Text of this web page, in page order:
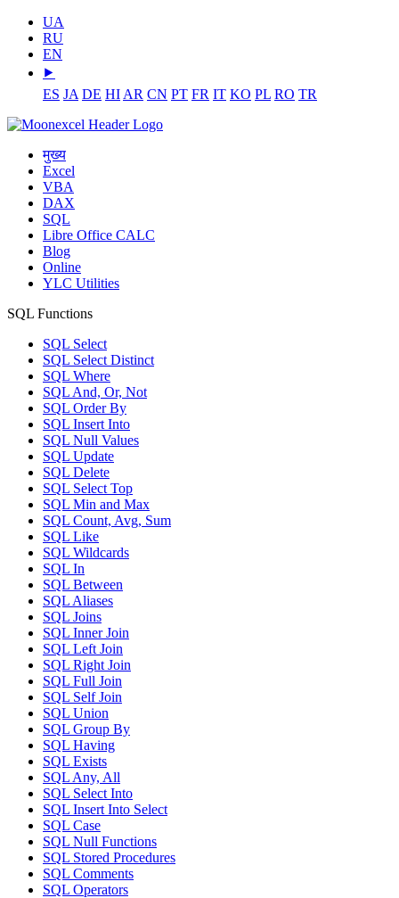
UA
RU
EN
⯈
ES JA DE HI AR CN PT FR IT KO PL RO TR
मुख्य
Excel
VBA
DAX
SQL
Libre Office CALC
Blog
Online
YLC Utilities
SQL Functions
SQL Select
SQL Select Distinct
SQL Where
SQL And, Or, Not
SQL Order By
SQL Insert Into
SQL Null Values
SQL Update
SQL Delete
SQL Select Top
SQL Min and Max
SQL Count, Avg, Sum
SQL Like
SQL Wildcards
SQL In
SQL Between
SQL Aliases
SQL Joins
SQL Inner Join
SQL Left Join
SQL Right Join
SQL Full Join
SQL Self Join
SQL Union
SQL Group By
SQL Having
SQL Exists
SQL Any, All
SQL Select Into
SQL Insert Into Select
SQL Case
SQL Null Functions
SQL Stored Procedures
SQL Comments
SQL Operators